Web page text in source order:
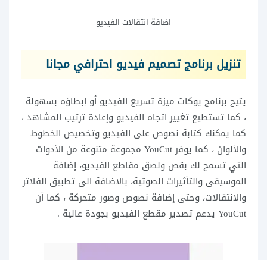
اضافة انتقالات الفيديو
تنزيل برنامج تصميم فيديو احترافي مجانا
يتيح برنامج يوكات ميزة تسريع الفيديو أو إبطاؤه بسهولة
، كما تستطيع تغيير اتجاه الفيديو وإعادة ترتيب المشاهد ،
كما يمكنك كتابة نصوص على الفيديو وتخصيص الخطوط
والألوان ، كما يوفر YouCut مجموعة متنوعة من الأدوات
التي تسمح لك بقص ولصق مقاطع الفيديو، إضافة
الموسيقى والتأثيرات الصوتية، بالاضافة الى تطبيق الفلاتر
والانتقالات، وحتى إضافة نصوص وصور متحركة ، كما أن
YouCut يدعم تصدير مقطع الفيديو بجودة عالية .